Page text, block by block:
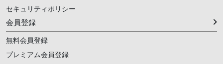
セキュリティポリシー
会員登録
無料会員登録
プレミアム会員登録